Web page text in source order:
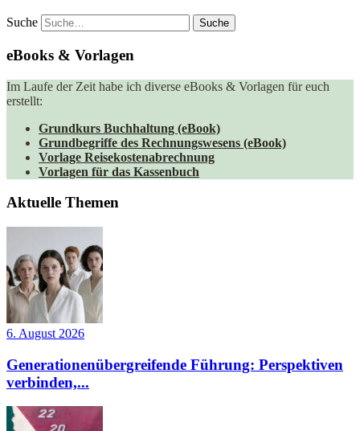
Suche
eBooks & Vorlagen
Im Laufe der Zeit habe ich diverse eBooks & Vorlagen für euch
erstellt:
Grundkurs Buchhaltung (eBook)
Grundbegriffe des Rechnungswesens (eBook)
Vorlage Reisekostenabrechnung
Vorlagen für das Kassenbuch
Aktuelle Themen
6. August 2026
Generationenübergreifende Führung: Perspektiven
verbinden,...